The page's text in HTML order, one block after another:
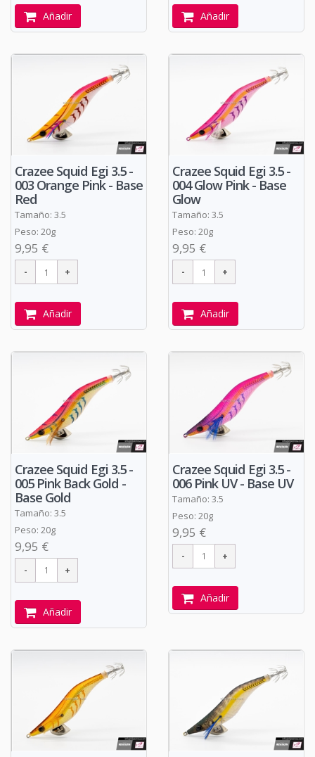
Añadir Añadir
Crazee Squid Egi 3.5 -
003 Orange Pink - Base
Red
Tamaño: 3.5
Peso: 20g
9,95 €
Añadir
Crazee Squid Egi 3.5 -
004 Glow Pink - Base
Glow
Tamaño: 3.5
Peso: 20g
9,95 €
Añadir
Crazee Squid Egi 3.5 -
005 Pink Back Gold -
Base Gold
Tamaño: 3.5
Peso: 20g
9,95 €
Añadir
Crazee Squid Egi 3.5 -
006 Pink UV - Base UV
Tamaño: 3.5
Peso: 20g
9,95 €
Añadir